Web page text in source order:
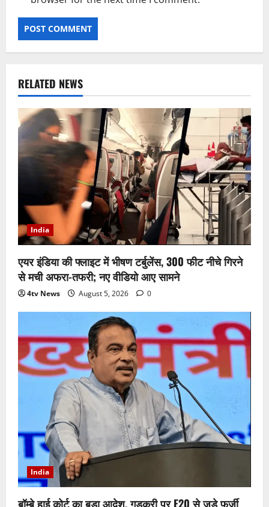
RELATED NEWS
India
एयर इंडिया की फ्लाइट में भीषण टर्बुलेंस, 300 फीट नीचे गिरने
से मची अफरा-तफरी; नए वीडियो आए सामने
4tv News August 5, 2026 0
India
बॉम्बे हाई कोर्ट का बड़ा आदेश, गडकरी पर E20 से जुड़े फर्जी